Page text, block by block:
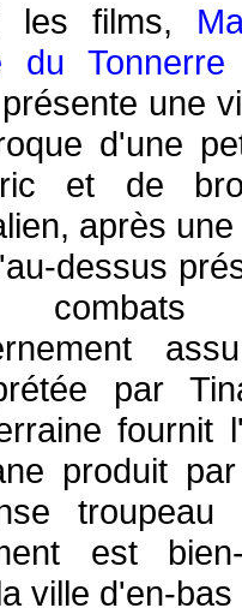
les films,
du Tonnerre
une
d'une
et de
après
dessus
combats
par
fournit
produit
est
ville d'en-